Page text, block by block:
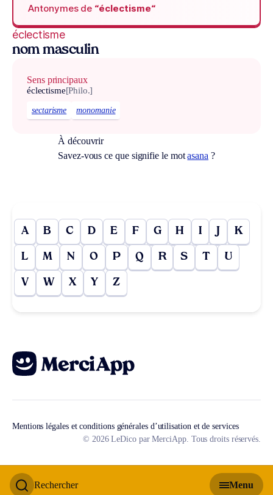
Rechercher Menu
Antonymes de “éclectisme“
éclectisme
nom masculin
Sens principaux
éclectisme[Philo.]
sectarisme monomanie
À découvrir
Savez-vous ce que signifie le motasana ?
A B C D E F G H I J K
L M N O P Q R S T U
V W X Y Z
Mentions légales et conditions générales d’utilisation et de services
© 2026 LeDico par MerciApp. Tous droits réservés.